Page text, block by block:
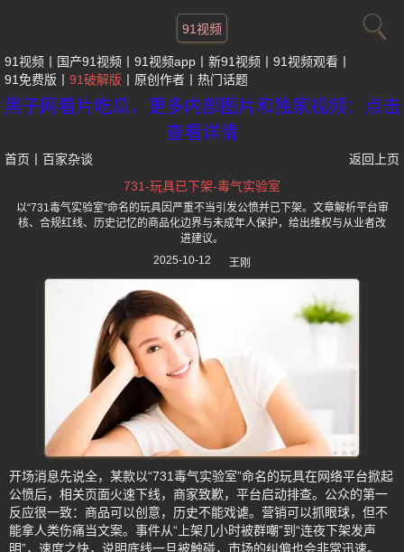
91视频
91视频 国产91视频 91视频app 新91视频
91视频观看
91免费版
91破解版 原创作者 热门话题
黑子网看片吃瓜，更多内部图片和独家视频：点击
查看详情
首页 百家杂谈
返回上页
731-玩具已下架-毒气实验室
以“731毒气实验室”命名的玩具因严重不当引发公愤并已下架。文章解析平台审
核、合规红线、历史记忆的商品化边界与未成年人保护，给出维权与从业者改
进建议。
2025-10-12
王刚
开场消息先说全，某款以“731毒气实验室”命名的玩具在网络平台掀起
公愤后，相关页面火速下线，商家致歉，平台启动排查。公众的第一
反应很一致：商品可以创意，历史不能戏谑。营销可以抓眼球，但不
能拿人类伤痛当文案。事件从“上架几小时被群嘲”到“连夜下架发声
明”，速度之快，说明底线一旦被触碰，市场的纠偏也会非常迅速。